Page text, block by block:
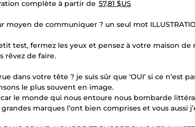
complète à partir de 57,81 $US
moyen de communiquer ? un seul mot
test, fermez les yeux et pensez à votre maison
rêvez de faire.
dans votre tête ? je suis sûr que ‘OUI’ si ce n’est
le plus souvent en image.
car le monde qui nous entoure nous bombarde
marques l’ont bien comprises et vous aussi